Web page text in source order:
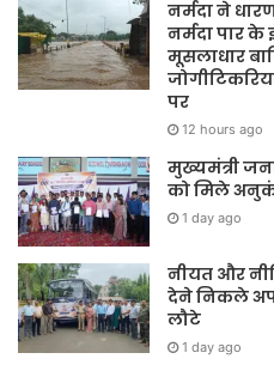
नर्मदा ने
नर्मदा पार के
मूसलाधार
पर
12 hours ago
मुख्यमंत्री
को मिले
1 day ago
नीयत और
देने निकले
लौटे
1 day ago